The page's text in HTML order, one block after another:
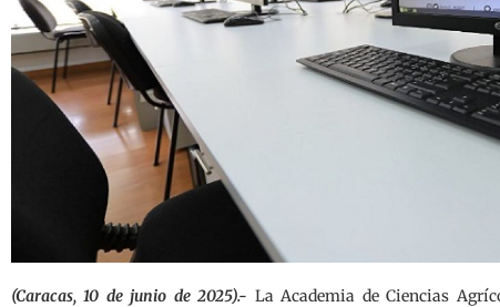
(Caracas, 10 de junio de 2025).- La Academia de Ciencias